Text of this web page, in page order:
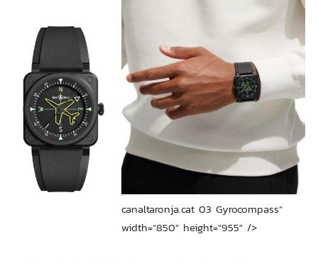
canaltaronja.cat 03 Gyrocompass”
width=”850″ height=”955″ />